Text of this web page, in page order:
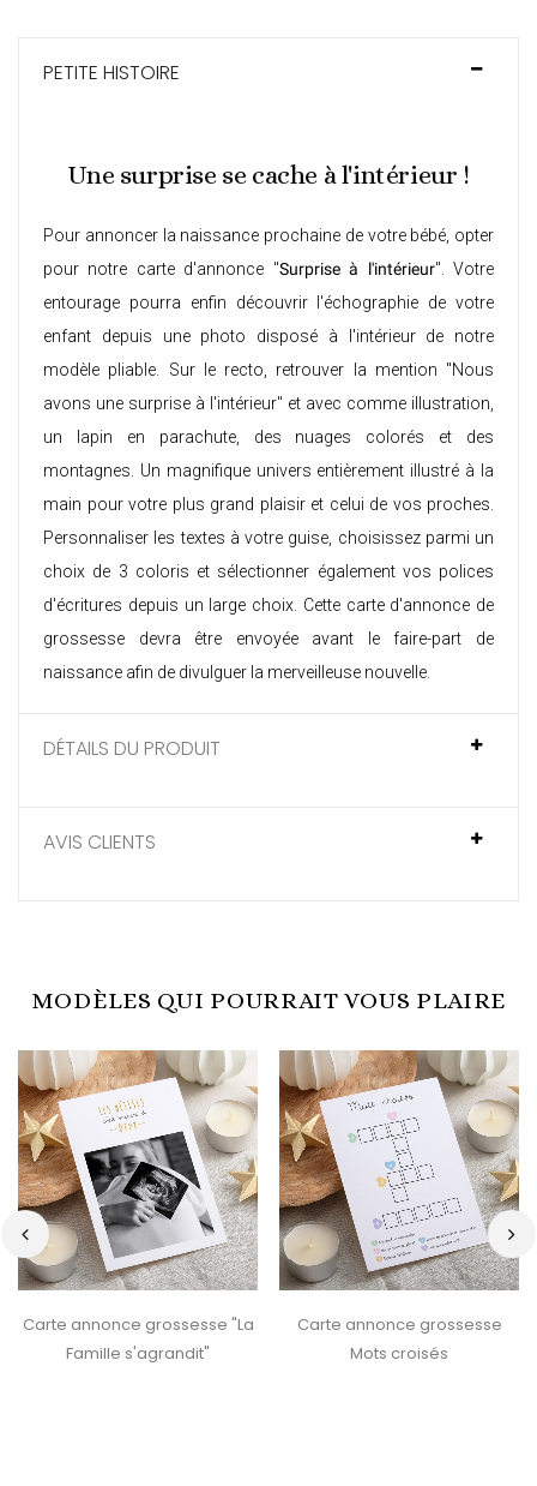
PETITE HISTOIRE
Une surprise se cache à l'intérieur !
Pour annoncer la naissance prochaine de votre bébé, opter
pour notre carte d'annonce "Surprise à l'intérieur". Votre
entourage pourra enfin découvrir l'échographie de votre
enfant depuis une photo disposé à l'intérieur de notre
modèle pliable. Sur le recto, retrouver la mention "Nous
avons une surprise à l'intérieur" et avec comme illustration,
un lapin en parachute, des nuages colorés et des
montagnes. Un magnifique univers entièrement illustré à la
main pour votre plus grand plaisir et celui de vos proches.
Personnaliser les textes à votre guise, choisissez parmi un
choix de 3 coloris et sélectionner également vos polices
d'écritures depuis un large choix. Cette carte d'annonce de
grossesse devra être envoyée avant lefaire-part de
naissance afin de divulguer la merveilleuse nouvelle.
DÉTAILS DU PRODUIT
AVIS CLIENTS
MODÈLES QUI POURRAIT VOUS PLAIRE
Carte annonce grossesse "La
Famille s'agrandit"
Carte annonce grossesse
Mots croisés
‹ ›